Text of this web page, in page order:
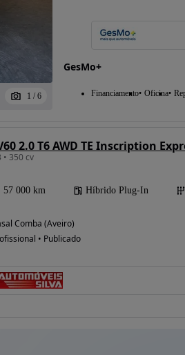
1 / 6
GesMo+
Financiamento Oficina
2.0 T6 AWD TE Inscription
• 350 cv
57 000 km Híbrido Plug-In
Comba (Aveiro)
• Publicado